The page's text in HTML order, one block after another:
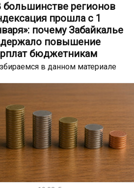
большинстве регионов
прошла с 1
почему Забайкалье
повышение
бюджетникам
в данном материале